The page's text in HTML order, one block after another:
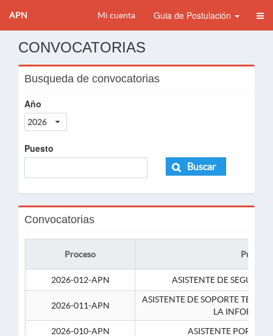
APN Mi cuenta Guia de Postulación
CONVOCATORIAS
Busqueda de convocatorias
Año
2026
Puesto
Buscar
Convocatorias
Proceso Puesto
2026-012-APN ASISTENTE DE
2026-011-APN
ASISTENTE DE SOPORTE
LA
2026-010-APN
ASISTENTE